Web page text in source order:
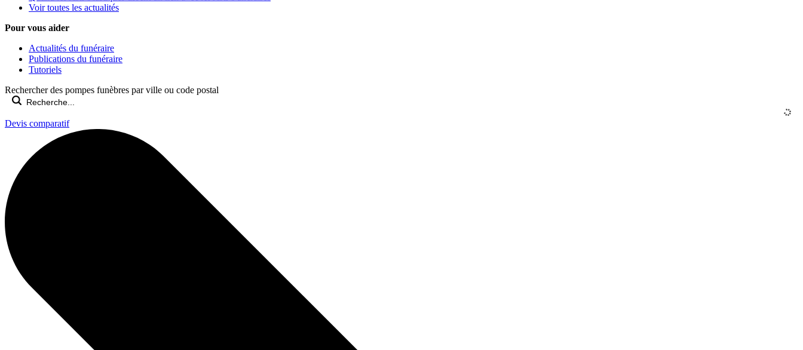
Voir toutes les actualités
Pour vous aider
Actualités du funéraire
Publications du funéraire
Tutoriels
Rechercher des pompes funèbres par ville ou code postal
Devis comparatif